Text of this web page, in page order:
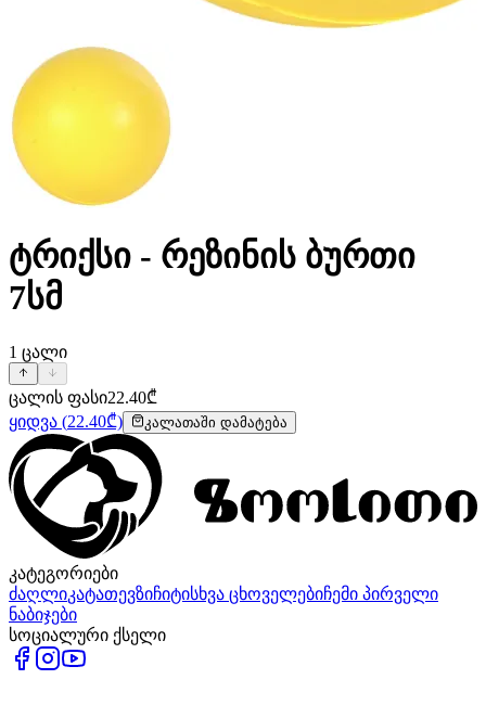
ტრიქსი - რეზინის ბურთი
7სმ
1 ცალი
ცალის ფასი22.40₾
ყიდვა (22.40₾) კალათაში დამატება
კატეგორიები
ძაღლიკატათევზიჩიტისხვა ცხოველებიჩემი პირველი
ნაბიჯები
სოციალური ქსელი